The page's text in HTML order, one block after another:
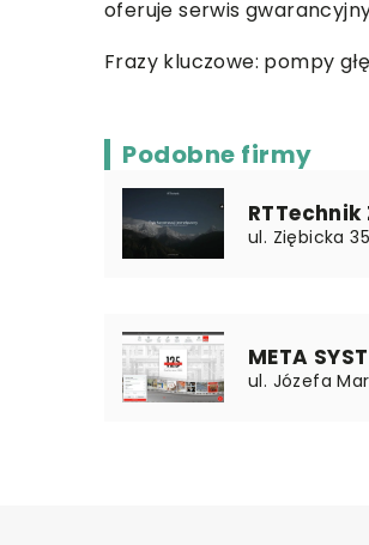
oferuje serwis
Frazy kluczowe: pompy
Podobne firmy
RTTechnik
ul. Ziębicka
META
ul. Józefa